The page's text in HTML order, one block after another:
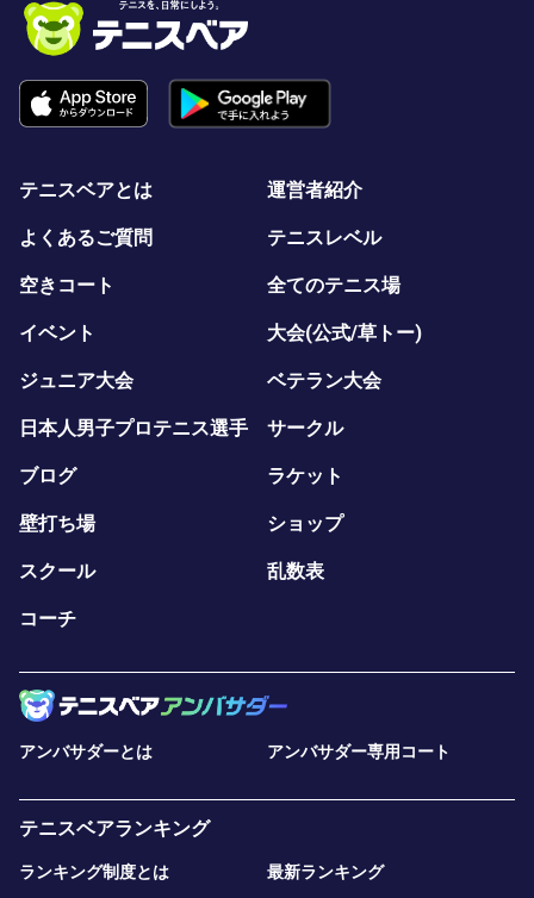
テニスベアとは 運営者紹介
よくあるご質問 テニスレベル
空きコート 全てのテニス場
イベント 大会(公式/草トー)
ジュニア大会 ベテラン大会
日本人男子プロテニス選手 サークル
ブログ ラケット
壁打ち場 ショップ
スクール 乱数表
コーチ
アンバサダーとは アンバサダー専用コート
テニスベアランキング
ランキング制度とは 最新ランキング